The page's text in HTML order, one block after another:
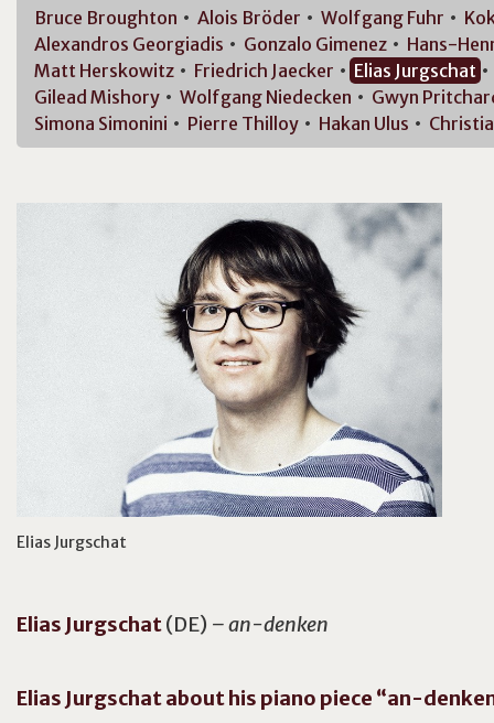
Bruce Broughton Alois Bröder Wolfgang Fuhr
Alexandros Georgiadis Gonzalo Gimenez
Hans-
Matt Herskowitz Friedrich Jaecker Elias Jurgschat
Gilead Mishory Wolfgang Niedecken Gwyn
Simona Simonini Pierre Thilloy Hakan Ulus
Elias Jurgschat
Elias Jurgschat(DE) – an-denken
Elias Jurgschat about his piano piece “an-